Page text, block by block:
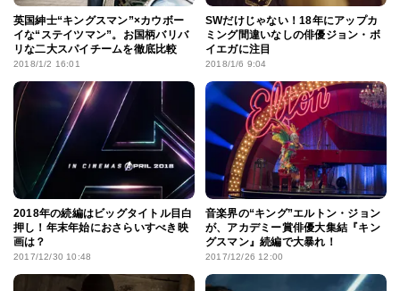
英国紳士“キングスマン”×カウボー
イな“ステイツマン”。お国柄バリバ
リな二大スパイチームを徹底比較
2018/1/2 16:01
SWだけじゃない！18年にアップカ
ミング間違いなしの俳優ジョン・ボ
イエガに注目
2018/1/6 9:04
2018年の続編はビッグタイトル目白
押し！年末年始におさらいすべき映
画は？
2017/12/30 10:48
音楽界の“キング”エルトン・ジョン
が、アカデミー賞俳優大集結『キン
グスマン』続編で大暴れ！
2017/12/26 12:00